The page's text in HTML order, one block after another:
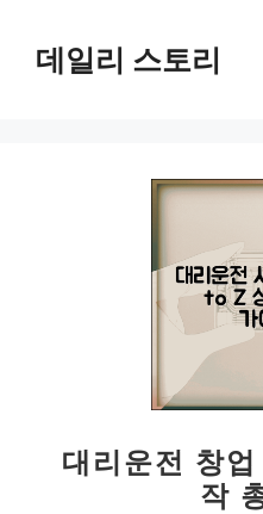
데일리 스토리
대리운전 창
작